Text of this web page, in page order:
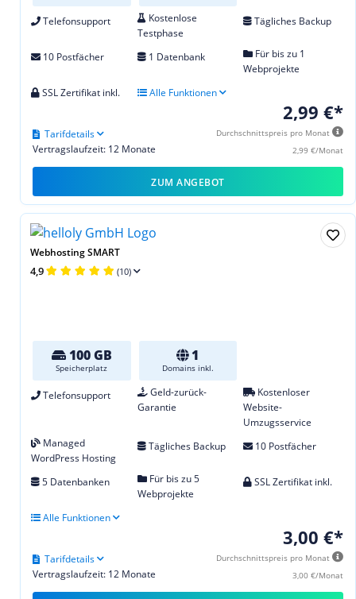
Telefonsupport
Kostenlose
Testphase
Tägliches Backup
10 Postfächer 1 Datenbank
Für bis zu 1
Webprojekte
SSL Zertifikat inkl.
Alle Funktionen
2,99 €*
Durchschnittspreis pro Monat
2,99 €/Monat
Vertragslaufzeit: 12 Monate
Tarifdetails
ZUM ANGEBOT
Webhosting SMART
4,9 (10)
100 GB
Speicherplatz
1
Domains inkl.
Telefonsupport
Geld-zurück-
Garantie
Kostenloser
Website-
Umzugsservice
Managed
WordPress Hosting
Tägliches Backup 10 Postfächer
5 Datenbanken
Für bis zu 5
Webprojekte
SSL Zertifikat inkl.
Alle Funktionen
3,00 €*
Durchschnittspreis pro Monat
3,00 €/Monat
Vertragslaufzeit: 12 Monate
Tarifdetails